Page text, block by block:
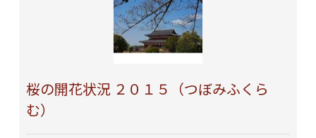
桜の開花状況 ２０１５（つぼみふくら
む）